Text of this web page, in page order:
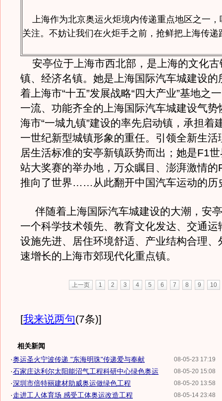
上海作为北京奥运火炬境内传递重点地区之一，
关注。不妨让我们在火炬手之前，抢鲜把上海传递
安亭位于上海市西北部，是上海的文化古
镇、经济名镇。她是上海国际汽车城建设的
着上海市“十五”发展战略“四大产业”基地之
一流、功能齐全的上海国际汽车城建设气势
海市“一城九镇”建设的率先启动镇，承担着
一世纪新型城镇形象的重任。引领全新生活
居生活标准的安亭新镇跃势而出；她是F1
站大奖赛的举办地，万众瞩目、澎湃激情的
推向了世界……从此翻开中国汽车运动的历
伴随着上海国际汽车城建设的大潮，安
一个科学技术领先、教育文化发达、交通运
设施先进、居住环境舒适、产业结构合理、
速增长的上海市郊现代化重点镇。
上一页 1 2 3 4 5 6 7 8 9 10
[我来说两句(7条)]
相关新闻
08-05-23 17:19
·奥运圣火宁波传递 "东海明珠"传递爱与奉献
08-05-20 15:08
·石家庄达利尔太阳能沼气工程科研中心绿色奥运
08-05-20 13:58
·深圳市倍特丽建材助威奥运做绿色工程
08-05-14 23:48
·走进工人体育场 感受工体奥运改造工程